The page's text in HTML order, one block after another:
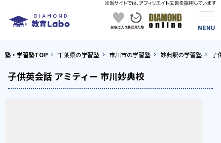
塾・学習塾TOP 千葉県の学習塾 市川市の学習塾 妙典駅の学習塾 子
子供英会話 アミティー 市川妙典校